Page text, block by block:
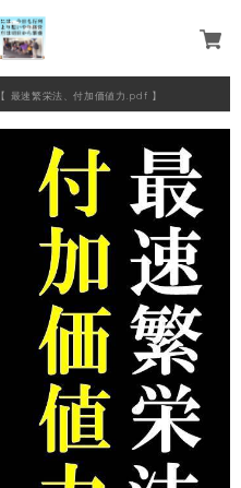
【 最速繁栄法、付加価値力.pdf 】